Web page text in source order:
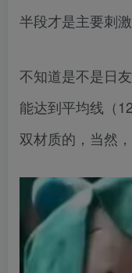
半段才是主要刺
不知道是不是日
能达到平均线（
双材质的，当然